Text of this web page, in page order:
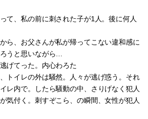
て、私の前に刺された子が1人。後に何人
ら、お父さんが私が帰ってこない違和感に
うと思いながら…
げてった。内心わろた
トイレの外は騒然。人々が逃げ惑う。それ
レ内で。したら騒動の中、さりげなく犯人
気付く。刺すぞこら、の瞬間、女性が犯人